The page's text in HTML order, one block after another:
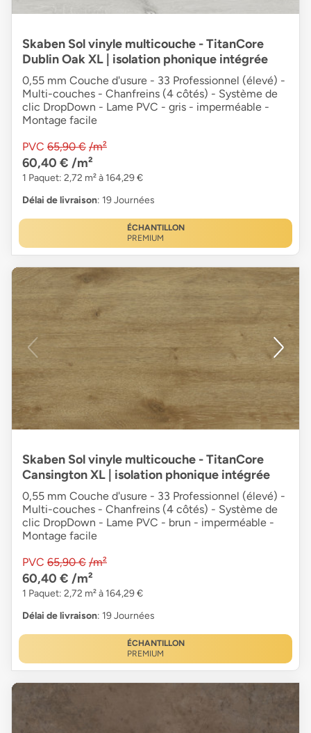
Skaben Sol vinyle multicouche - TitanCore
Dublin Oak XL | isolation phonique intégrée
0,55 mm Couche d'usure - 33 Professionnel (élevé) -
Multi-couches - Chanfreins (4 côtés) - Système de
clic DropDown - Lame PVC - gris - imperméable -
Montage facile
PVC 65,90 € /m²
60,40 € /m²
1 Paquet: 2,72 m² à 164,29 €
Délai de livraison: 19 Journées
ÉCHANTILLON
PREMIUM
Skaben Sol vinyle multicouche - TitanCore
Cansington XL | isolation phonique intégrée
0,55 mm Couche d'usure - 33 Professionnel (élevé) -
Multi-couches - Chanfreins (4 côtés) - Système de
clic DropDown - Lame PVC - brun - imperméable -
Montage facile
PVC 65,90 € /m²
60,40 € /m²
1 Paquet: 2,72 m² à 164,29 €
Délai de livraison: 19 Journées
ÉCHANTILLON
PREMIUM